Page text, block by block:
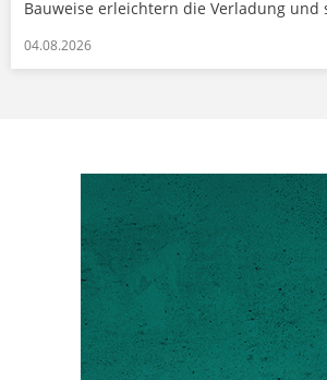
Bauweise erleichtern die Verladung und
04.08.2026